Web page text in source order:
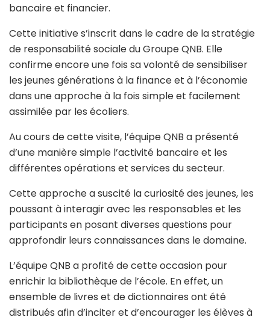
bancaire et financier.
Cette initiative s’inscrit dans le cadre de la stratégie
de responsabilité sociale du Groupe QNB. Elle
confirme encore une fois sa volonté de sensibiliser
les jeunes générations à la finance et à l’économie
dans une approche à la fois simple et facilement
assimilée par les écoliers.
Au cours de cette visite, l’équipe QNB a présenté
d’une manière simple l’activité bancaire et les
différentes opérations et services du secteur.
Cette approche a suscité la curiosité des jeunes, les
poussant à interagir avec les responsables et les
participants en posant diverses questions pour
approfondir leurs connaissances dans le domaine.
L’équipe QNB a profité de cette occasion pour
enrichir la bibliothèque de l’école. En effet, un
ensemble de livres et de dictionnaires ont été
distribués afin d’inciter et d’encourager les élèves à